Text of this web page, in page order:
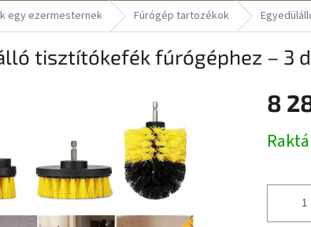
egy ezermesternek Fúrógép tartozékok
tisztítókefék fúrógéphez – 3
8